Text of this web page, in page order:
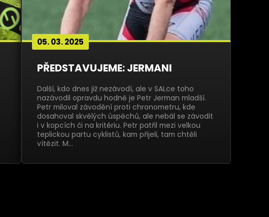
05. 03. 2025
PŘEDSTAVUJEME: JERMANI
Další, kdo dnes již nezávodí, ale v SALce toho
nazávodil opravdu hodně je Petr Jerman mladší.
Petr miloval závodění proti chronometru, kde
dosahoval skvělých úspěchů, ale nebál se závodit
i v kopcích či na kritériu. Petr patřil mezi velkou
teplickou partu cyklistů, kam přijeli, tam chtěli
vítězit. M…